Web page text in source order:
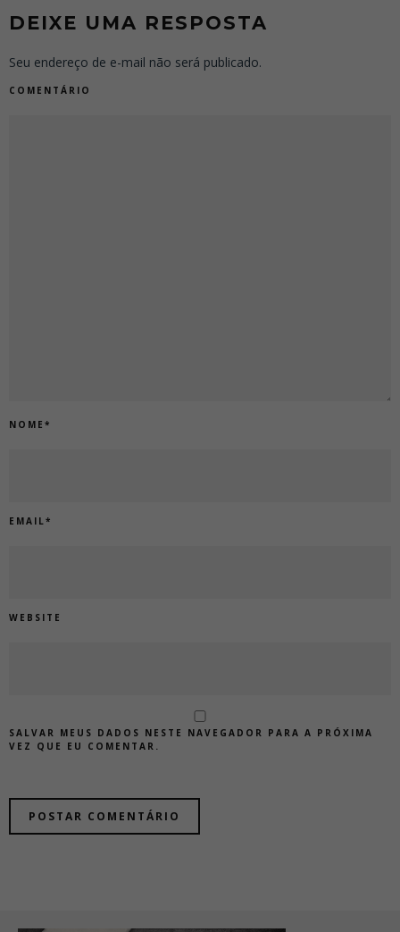
DEIXE UMA RESPOSTA
Seu endereço de e-mail não será publicado.
COMENTÁRIO
NOME *
EMAIL*
WEBSITE
SALVAR MEUS DADOS NESTE NAVEGADOR PARA A PRÓXIMA
VEZ QUE EU COMENTAR.